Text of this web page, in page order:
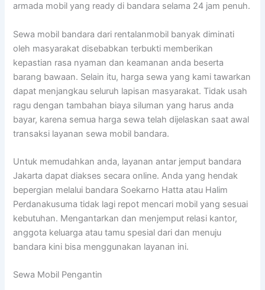
armada mobil yang ready di bandara selama 24 jam penuh.
Sewa mobil bandara dari rentalanmobil banyak diminati
oleh masyarakat disebabkan terbukti memberikan
kepastian rasa nyaman dan keamanan anda beserta
barang bawaan. Selain itu, harga sewa yang kami tawarkan
dapat menjangkau seluruh lapisan masyarakat. Tidak usah
ragu dengan tambahan biaya siluman yang harus anda
bayar, karena semua harga sewa telah dijelaskan saat awal
transaksi layanan sewa mobil bandara.
Untuk memudahkan anda, layanan antar jemput bandara
Jakarta dapat diakses secara online. Anda yang hendak
bepergian melalui bandara Soekarno Hatta atau Halim
Perdanakusuma tidak lagi repot mencari mobil yang sesuai
kebutuhan. Mengantarkan dan menjemput relasi kantor,
anggota keluarga atau tamu spesial dari dan menuju
bandara kini bisa menggunakan layanan ini.
Sewa Mobil Pengantin